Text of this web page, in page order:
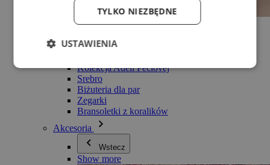
Wszystko w kategorii Biżuteria
Bransoletki
Kolekcja Adéli Pečlovej
Srebro
Biżuteria dla par
Zegarki
Bransoletki z koralików
Akcesoria
Wstecz
Show more
TYLKO NIEZBĘDNE
USTAWIENIA